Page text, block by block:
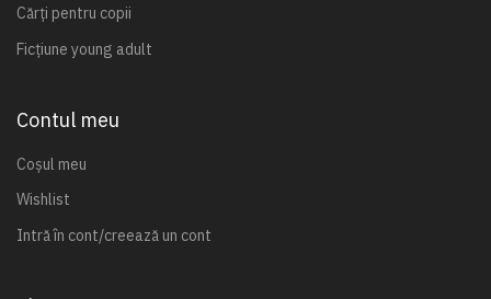
Cărți pentru copii
Ficțiune young adult
Contul meu
Coșul meu
Wishlist
Intră în cont/creează un cont